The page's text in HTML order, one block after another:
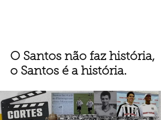
O Santos não faz história,
o Santos é a história.